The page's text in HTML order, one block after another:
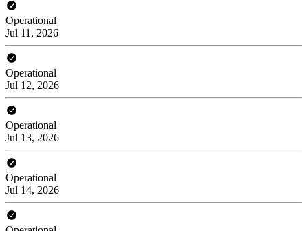
Operational
Jul 11, 2026
Operational
Jul 12, 2026
Operational
Jul 13, 2026
Operational
Jul 14, 2026